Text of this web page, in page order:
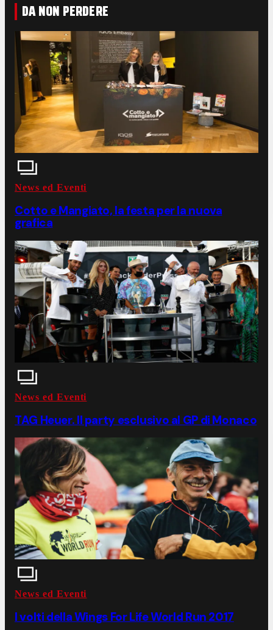
DA NON PERDERE
News ed Eventi
Cotto e Mangiato, la festa per la nuova
grafica
News ed Eventi
TAG Heuer. Il party esclusivo al GP di Monaco
News ed Eventi
I volti della Wings For Life World Run 2017